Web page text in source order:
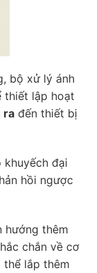
bộ xử lý ánh
thiết lập hoạt
ra đến thiết bị
khuyếch đại
hồi ngược
hướng thêm
chắn về cơ
thể lắp thêm